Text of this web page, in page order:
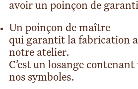
avoir un poinçon de
Un poinçon de maître
qui garantit la fabrication
notre atelier.
C’est un losange
nos symboles.